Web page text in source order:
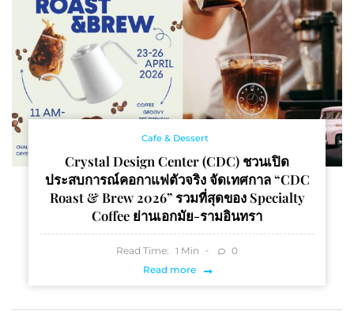
Cafe & Dessert
Crystal Design Center (CDC) ชวนเปิด
ประสบการณ์คอกาแฟตัวจริง จัดเทศกาล “CDC
Roast & Brew 2026” รวมที่สุดของ Specialty
Coffee ย่านเอกมัย-รามอินทรา
Read Time: 1 Min
0
Read more